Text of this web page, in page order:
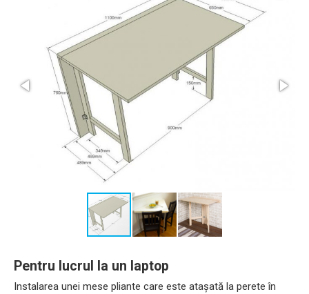
Pentru lucrul la un laptop
Instalarea unei mese pliante care este atașată la perete în